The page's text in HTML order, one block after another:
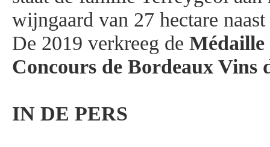
wijngaard van 27 hectare
De 2019 verkreeg de Médaille
Concours de Bordeaux Vins
IN DE PERS